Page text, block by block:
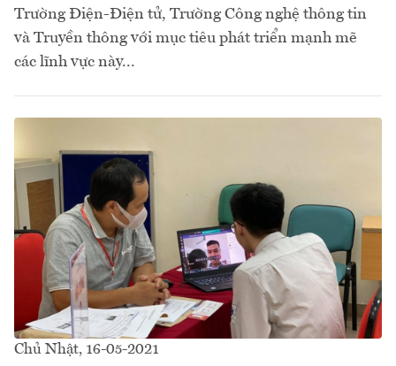
Trường Điện-Điện tử, Trường Công nghệ thông tin
và Truyền thông với mục tiêu phát triển mạnh mẽ
các lĩnh vực này...
Chủ Nhật, 16-05-2021